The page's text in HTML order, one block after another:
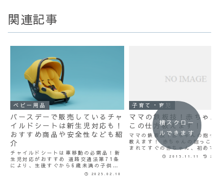
関連記事
ベビー用品
バースデーで販売しているチャ
イルドシートは新生児対応も！
おすすめ商品や安全性なども紹
介
チャイルドシートは車移動の必需品！新
生児対応がおすすめ 道路交通法第71条
により、生後すぐから6歳未満の子供に
はチャイルドシートの着用が義務づけら
れています。また、6歳を過ぎても身長
2025.02.10
子育て・育児
ママの鉄板技！赤ちゃ
この仕方教えます！
ママの鉄板技！赤ちゃんの抱っ
教えます！ 赤ちゃんの抱っこ
まれてすぐの赤ちゃん、初めて
ってドキドキしますよね。 首
いないしフワフワやわらかい赤
2015.11.11
横スクロー
ルできます